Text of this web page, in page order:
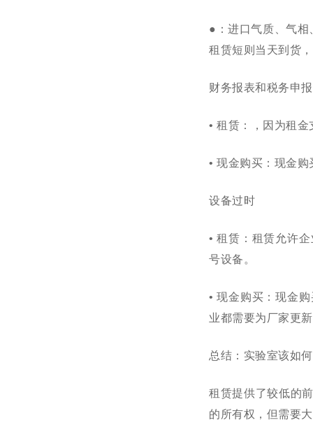
● ：进口气质、气
租赁短则当天到货
财务报表和税务申报
• 租赁：，因为租
• 现金购买：现金
设备过时
• 租赁：租赁允许
号设备。
• 现金购买：现金
业都需要为厂家更
总结：实验室该如
租赁提供了较低的
的所有权，但需要